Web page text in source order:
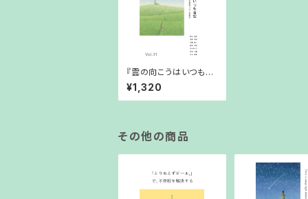
『雲の向こうはいつも青
空』 Vol.11 (2025年7
月7日発行）
¥1,320
その他の商品